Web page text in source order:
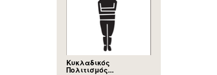
Κυκλαδικός
Πολιτισμός...